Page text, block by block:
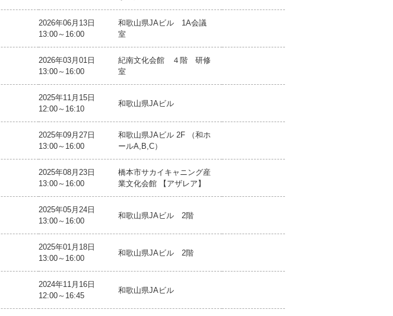
2026年06月13日
13:00～16:00
和歌山県JAビル 1A会議
室
2026年03月01日
13:00～16:00
紀南文化会館 ４階 研修
室
2025年11月15日
12:00～16:10
和歌山県JAビル
2025年09月27日
13:00～16:00
和歌山県JAビル 2F （和ホ
ールA,B,C）
2025年08月23日
13:00～16:00
橋本市サカイキャニング産
業文化会館 【アザレア】
2025年05月24日
13:00～16:00
和歌山県JAビル 2階
2025年01月18日
13:00～16:00
和歌山県JAビル 2階
2024年11月16日
12:00～16:45
和歌山県JAビル